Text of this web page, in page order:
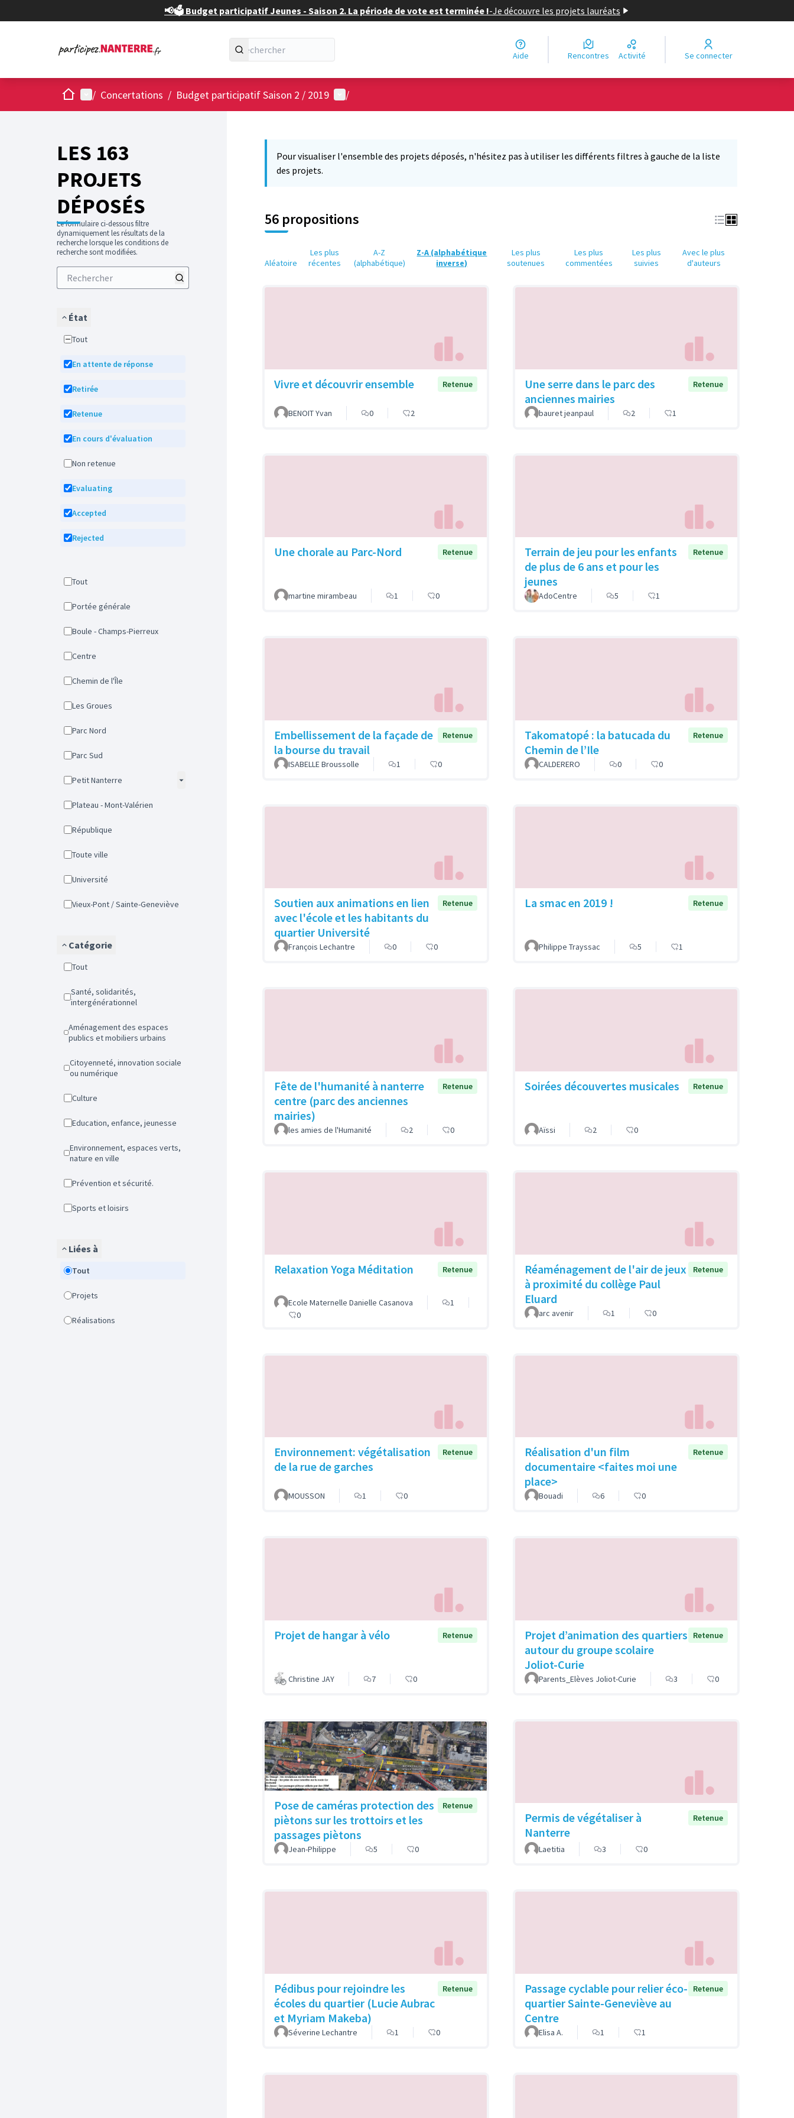
📢🗳️ Budget participatif Jeunes - Saison 2. La période de vote est terminée !-Je découvre les projets lauréats
Aide Rencontres Activité Se connecter
AccueilMenu principal
/ Concertations / Budget participatif Saison 2 / 2019 Menu utilisateur
/
LES 163
PROJETS
DÉPOSÉS
Le formulaire ci-dessous filtre
dynamiquement les résultats de la
recherche lorsque les conditions de
recherche sont modifiées.
État
Tout
En attente de réponse
Retirée
Retenue
En cours d'évaluation
Non retenue
Evaluating
Accepted
Rejected
Tout
Portée générale
Boule - Champs-Pierreux
Centre
Chemin de l'Île
Les Groues
Parc Nord
Parc Sud
Petit Nanterre
Plateau - Mont-Valérien
République
Toute ville
Université
Vieux-Pont / Sainte-Geneviève
Catégorie
Tout
Santé, solidarités,
intergénérationnel
Aménagement des espaces
publics et mobiliers urbains
Citoyenneté, innovation sociale
ou numérique
Culture
Education, enfance, jeunesse
Environnement, espaces verts,
nature en ville
Prévention et sécurité.
Sports et loisirs
Liées à
Tout
Projets
Réalisations
12
Pour visualiser l'ensemble des projets déposés, n'hésitez pas à utiliser les différents filtres à gauche de la liste
des projets.
56 propositions
Aléatoire
Les plus
récentes
A-Z
(alphabétique)
Z-A (alphabétique
inverse)
Les plus
soutenues
Les plus
commentées
Les plus
suivies
Avec le plus
d'auteurs
Vivre et découvrir ensemble Retenue
BENOIT Yvan 0 2
Une serre dans le parc des
anciennes mairies
Retenue
bauret jeanpaul 2 1
Une chorale au Parc-Nord Retenue
martine mirambeau 1 0
Terrain de jeu pour les enfants
de plus de 6 ans et pour les
jeunes
Retenue
AdoCentre 5 1
Embellissement de la façade de
la bourse du travail
Retenue
ISABELLE Broussolle 1 0
Takomatopé : la batucada du
Chemin de l’Ile
Retenue
CALDERERO 0 0
Soutien aux animations en lien
avec l'école et les habitants du
quartier Université
Retenue
François Lechantre 0 0
La smac en 2019 ! Retenue
Philippe Trayssac 5 1
Fête de l'humanité à nanterre
centre (parc des anciennes
mairies)
Retenue
les amies de l'Humanité 2 0
Soirées découvertes musicales Retenue
Aïssi 2 0
Relaxation Yoga Méditation Retenue
Ecole Maternelle Danielle Casanova
1
0
Réaménagement de l'air de jeux
à proximité du collège Paul
Eluard
Retenue
arc avenir 1 0
Environnement: végétalisation
de la rue de garches
Retenue
MOUSSON 1 0
Réalisation d'un film
documentaire <faites moi une
place>
Retenue
Bouadi 6 0
Projet de hangar à vélo Retenue
Christine JAY 7 0
Projet d’animation des quartiers
autour du groupe scolaire
Joliot-Curie
Retenue
Parents_Elèves Joliot-Curie 3 0
Pose de caméras protection des
piètons sur les trottoirs et les
passages piètons
Retenue
Jean-Philippe 5 0
Permis de végétaliser à
Nanterre
Retenue
Laetitia 3 0
Pédibus pour rejoindre les
écoles du quartier (Lucie Aubrac
et Myriam Makeba)
Retenue
Séverine Lechantre 1 0
Passage cyclable pour relier éco-
quartier Sainte-Geneviève au
Centre
Retenue
Elisa A. 1 1